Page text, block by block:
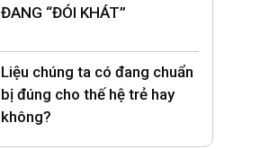
ĐANG “ĐÓI KHÁT”
Liệu chúng ta có đang chuẩn
bị đúng cho thế hệ trẻ hay
không?